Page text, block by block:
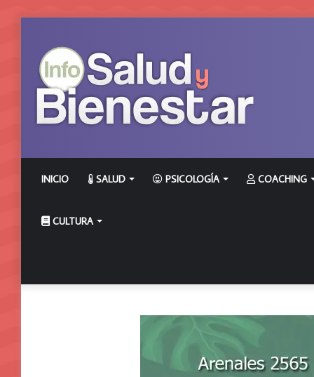
INICIO SALUD PSICOLOGÍA COACHING
CULTURA